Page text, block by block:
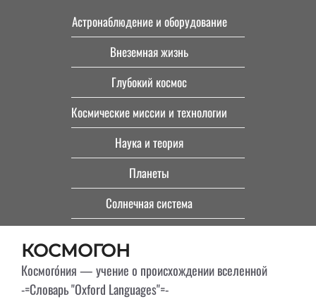
Астронаблюдение и оборудование
Внеземная жизнь
Глубокий космос
Космические миссии и технологии
Наука и теория
Планеты
Солнечная система
КОСМОГОН
Космого́ния — учение о происхождении вселенной
-=Словарь "Oxford Languages"=-